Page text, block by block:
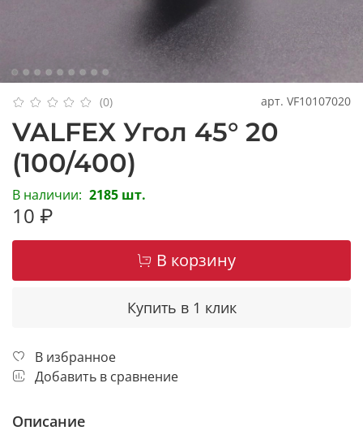
(0) арт. VF10107020
VALFEX Угол 45° 20
(100/400)
В наличии: 2185 шт.
10 ₽
В корзину
Купить в 1 клик
В избранное
Добавить в сравнение
Описание